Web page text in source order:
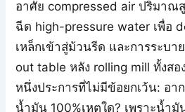
อาศัย compressed air ปริมาณ
ฉีด high-pressure water เพื่อ
เหล็กเข้าสู่ม้วนรีด และการระบ
out table หลัง rolling mill ทั้งส
หนึ่งประการที่ไม่มีข้อยกเว้น: อา
น้ำมัน 100%เหตุใด? เพราะน้ำ